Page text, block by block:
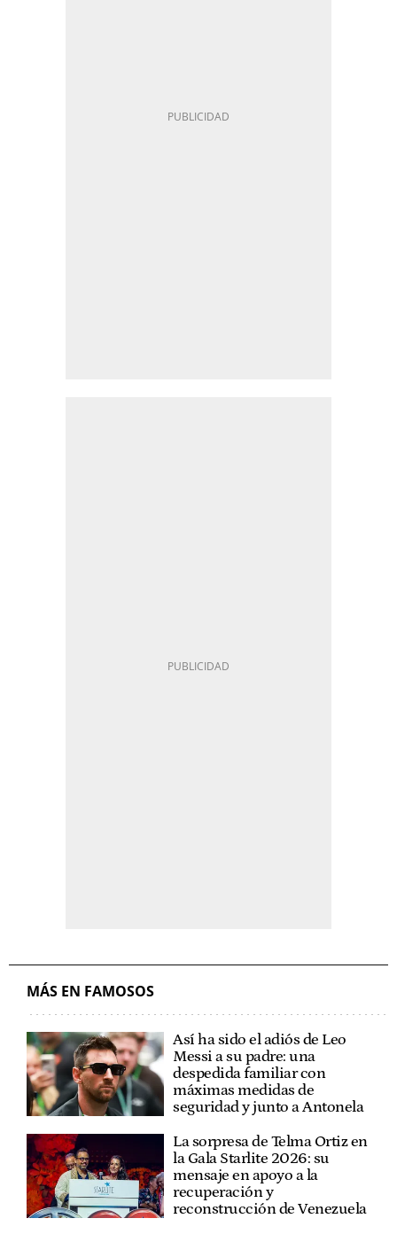
MÁS EN FAMOSOS
Así ha sido el adiós de Leo
Messi a su padre: una
despedida familiar con
máximas medidas de
seguridad y junto a Antonela
La sorpresa de Telma Ortiz en
la Gala Starlite 2026: su
mensaje en apoyo a la
recuperación y
reconstrucción de Venezuela